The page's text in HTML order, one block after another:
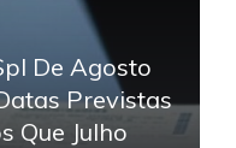
De Agosto
Previstas
Que Julho